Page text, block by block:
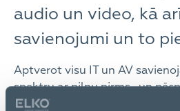
audio un video, kā
savienojumi un to
Aptverot visu IT un AV
spektru ar pilnu pirms- un
atbalstu, izcilu klientu